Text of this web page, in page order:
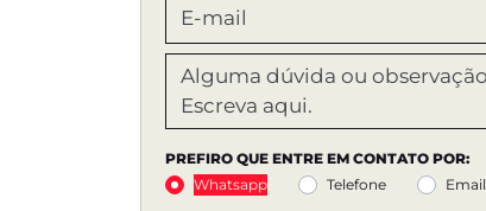
PREFIRO QUE ENTRE EM CONTATO POR:
Whatsapp
Telefone Email